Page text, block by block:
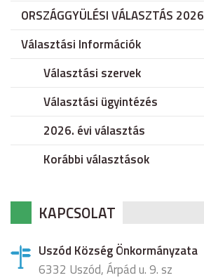
ORSZÁGGYÜLÉSI VÁLASZTÁS 2026
Választási Információk
Választási szervek
Választási ügyintézés
2026. évi választás
Korábbi választások
KAPCSOLAT
Uszód Község Önkormányzata
6332 Uszód, Árpád u. 9. sz